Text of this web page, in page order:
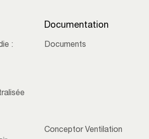
:
Documentation
Documents
Conceptor Ventilation